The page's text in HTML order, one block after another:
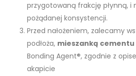
przygotowaną frakcję płynną, i
pożądanej konsystencji.
Przed nałożeniem, zalecamy
podłoża, mieszanką cementu
Bonding Agent®, zgodnie z
akapicie